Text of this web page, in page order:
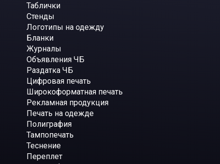
Таблички
Стенды
Логотипы на одежду
Бланки
Журналы
Объявления ЧБ
Раздатка ЧБ
Цифровая печать
Широкоформатная печать
Рекламная продукция
Печать на одежде
Полиграфия
Тампопечать
Теснение
Переплет